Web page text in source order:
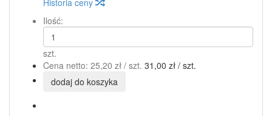
Ilość:
szt.
Cena netto: 25,20 zł / szt. 31,00 zł / szt.
dodaj do koszyka